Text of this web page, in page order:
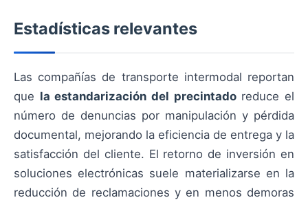
Estadísticas relevantes
Las compañías de transporte intermodal reportan
que la estandarización del precintadoreduce el
número de denuncias por manipulación y pérdida
documental, mejorando la eficiencia de entrega y la
satisfacción del cliente. El retorno de inversión en
soluciones electrónicas suele materializarse en la
reducción de reclamaciones y en menos demoras